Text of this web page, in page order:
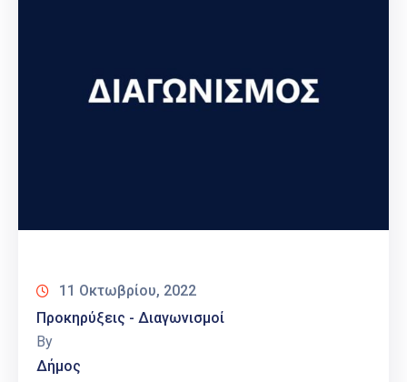
11 Οκτωβρίου, 2022
Προκηρύξεις - Διαγωνισμοί
By
Δήμος